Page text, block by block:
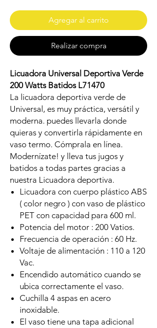
Agregar al carrito
Realizar compra
Licuadora Universal Deportiva Verde
200 Watts Batidos L71470
La licuadora deportiva verde de
Universal, es muy práctica, versátil y
moderna. puedes llevarla donde
quieras y convertirla rápidamente en
vaso termo. Cómprala en línea.
Modernízate! y lleva tus jugos y
batidos a todas partes gracias a
nuestra Licuadora deportiva.
Licuadora con cuerpo plástico ABS
( color negro ) con vaso de plástico
PET con capacidad para 600 ml.
Potencia del motor : 200 Vatios.
Frecuencia de operación : 60 Hz.
Voltaje de alimentación : 110 a 120
Vac.
Encendido automático cuando se
ubica correctamente el vaso.
Cuchilla 4 aspas en acero
inoxidable.
El vaso tiene una tapa adicional